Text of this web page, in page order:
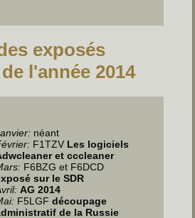
exposés
l'année 2014
néant
F1TZV Les logiciels
et cccleaner
F6BZG et F6DCD
sur le SDR
AG 2014
F5LGFdécoupage
de la Russie